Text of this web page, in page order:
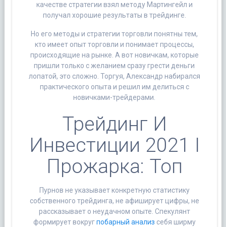
качестве стратегии взял методу Мартингейл и
получал хорошие результаты в трейдинге.
Но его методы и стратегии торговли понятны тем,
кто имеет опыт торговли и понимает процессы,
происходящие на рынке. А вот новичкам, которые
пришли только с желанием сразу грести деньги
лопатой, это сложно. Торгуя, Александр набирался
практического опыта и решил им делиться с
новичками-трейдерами.
Трейдинг И
Инвестиции 2021 I
Прожарка: Топ
Пурнов не указывает конкретную статистику
собственного трейдинга, не афиширует цифры, не
рассказывает о неудачном опыте. Спекулянт
формирует вокругпобарный анализ себя ширму